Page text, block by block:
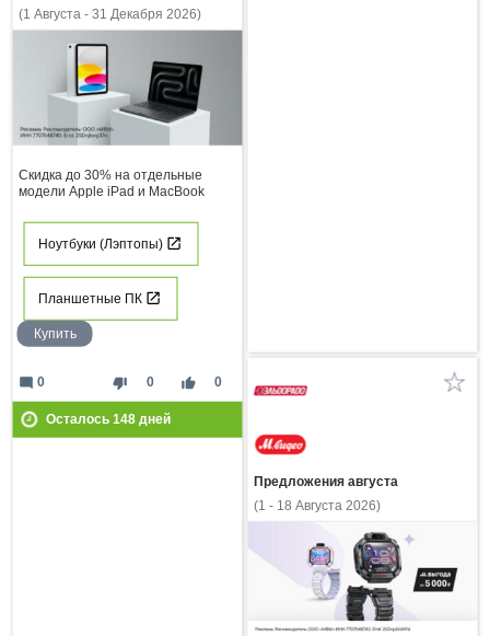
(1 Августа - 31 Декабря 2026)
Скидка до 30% на отдельные
модели Apple iPad и MacBook
Ноутбуки (Лэптопы)
Планшетные ПК
Купить
thumb_down 0 thumb_up 0
mode_comment 0
Осталось 148дней
Предложения августа
(1 - 18 Августа 2026)